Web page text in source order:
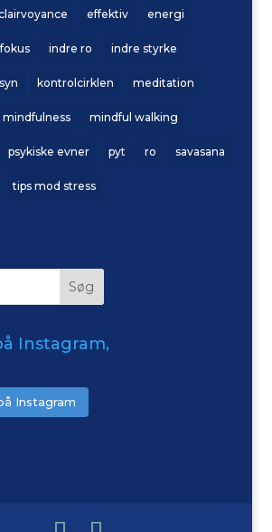
effektiv energi
fokus indre ro indre styrke
kontrolcirklen meditation
mindfulness mindful walking
psykiske evner pyt ro savasana
tips mod stress
Instagram,
Instagram